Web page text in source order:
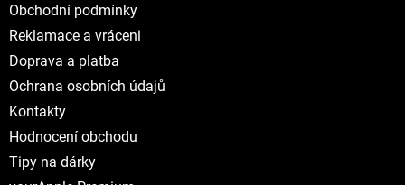
Obchodní podmínky
Reklamace a vráceni
Doprava a platba
Ochrana osobních údajů
Kontakty
Hodnocení obchodu
Tipy na dárky